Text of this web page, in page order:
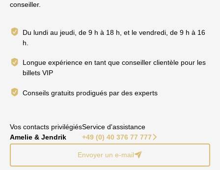
conseiller.
Du lundi au jeudi, de 9 h à 18 h, et le vendredi, de 9 h à 16
h.
Longue expérience en tant que conseiller clientèle pour les
billets VIP
Conseils gratuits prodigués par des experts
Vos contacts privilégiés
Amelie & Jendrik
Service d'assistance
+49 (0) 40 376 77 777􀆊
Envoyer un e-mail􀈠